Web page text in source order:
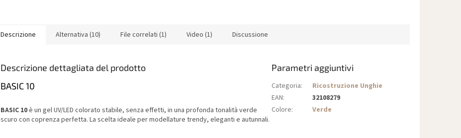
Descrizione Alternativa (10) File correlati (1) Video (1) Discussione
Descrizione dettagliata del prodotto
BASIC 10
BASIC 10è un gel UV/LED colorato stabile, senza effetti, in una profonda tonalità verde
scuro con coprenza perfetta. La scelta ideale per modellature trendy, eleganti e autunnali.
Parametri aggiuntivi
Categoria:
Ricostruzione Unghie
EAN:
32108279
Colore: Verde